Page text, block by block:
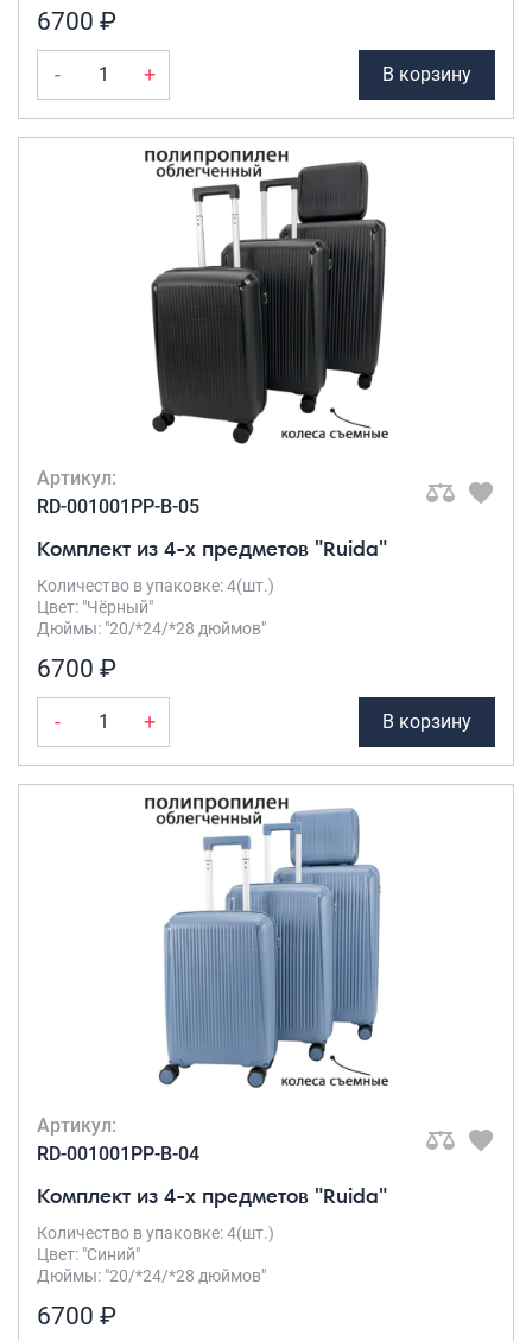
6700 ₽
- + В корзину
Артикул:
RD-001001PP-B-05
Комплект из 4-х предметов "Ruida"
Количество в упаковке: 4(шт.)
Цвет: "Чёрный"
Дюймы: "20/*24/*28 дюймов"
6700 ₽
- + В корзину
Артикул:
RD-001001PP-B-04
Комплект из 4-х предметов "Ruida"
Количество в упаковке: 4(шт.)
Цвет: "Синий"
Дюймы: "20/*24/*28 дюймов"
6700 ₽